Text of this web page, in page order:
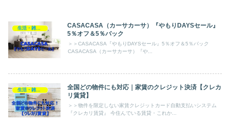
生活・雑貨・家電
CASACASA（カーサカーサ）『やもりDAYSセール』
5％オフ＆5％バック
＞＞CASACASA『やもりDAYSセール』5％オフ＆5％バック
CASACASA（カーサカーサ）『や...
生活・雑貨・家電
全国どの物件にも対応｜家賃のクレジット決済【クレカ
リ賃貸】
＞＞物件を限定しない家賃クレジットカード自動支払いシステム
『クレカリ賃貸』 今住んでいる賃貸・これか...